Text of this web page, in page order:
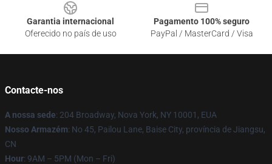
Garantia internacional
Oferecido no país de uso
Pagamento 100% seguro
PayPal / MasterCard / Visa
Contacte-nos
A nossa sede: 204 Broadway, Nova York, NY 10001, EUA
Nosso Armazém: No 45, Pailou Lane, Baise City, província de Jiangsu,
CN
Hour: 9AM – 5PM (Mon – Fri)